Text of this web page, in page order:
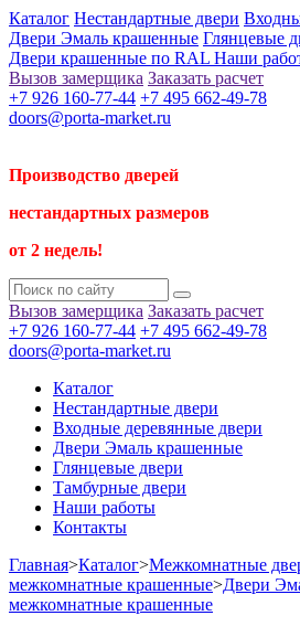
Каталог Нестандартные двери
Двери Эмаль крашенные Глянцевые
Двери крашенные по RAL Наши
Вызов замерщика Заказать расчет
+7 926 160-77-44 +7 495 662-49-78
doors@porta-market.ru
Производство дверей
нестандартных размеров
от 2 недель!
Вызов замерщика Заказать расчет
+7 926 160-77-44 +7 495 662-49-78
doors@porta-market.ru
Каталог
Нестандартные двери
Входные деревянные двери
Двери Эмаль крашенные
Глянцевые двери
Тамбурные двери
Наши работы
Контакты
Главная>Каталог>Межкомнатные
межкомнатные крашенные>Двери
межкомнатные крашенные